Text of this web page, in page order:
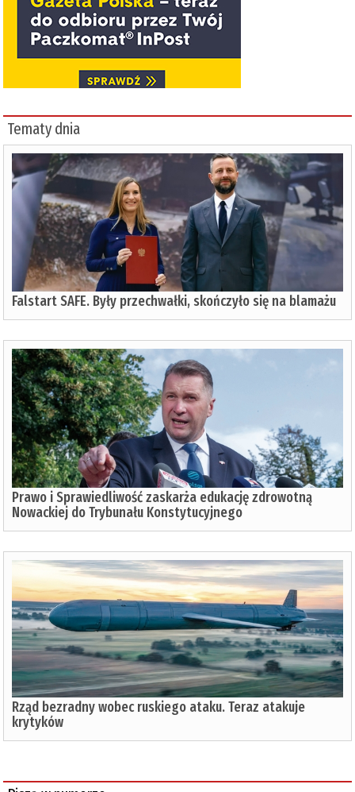
Tematy dnia
Falstart SAFE. Były przechwałki, skończyło się na blamażu
Prawo i Sprawiedliwość zaskarża edukację zdrowotną
Nowackiej do Trybunału Konstytucyjnego
Rząd bezradny wobec ruskiego ataku. Teraz atakuje
krytyków